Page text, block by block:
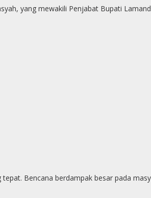
yang mewakili Penjabat Bupati
Bencana berdampak besar pada